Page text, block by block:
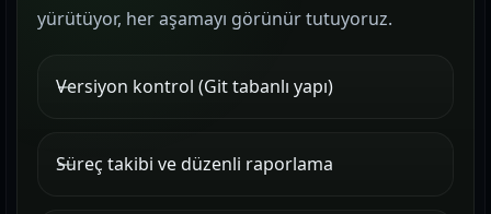
yürütüyor, her aşamayı görünür tutuyoruz.
Versiyon kontrol (Git tabanlı yapı)
Süreç takibi ve düzenli raporlama